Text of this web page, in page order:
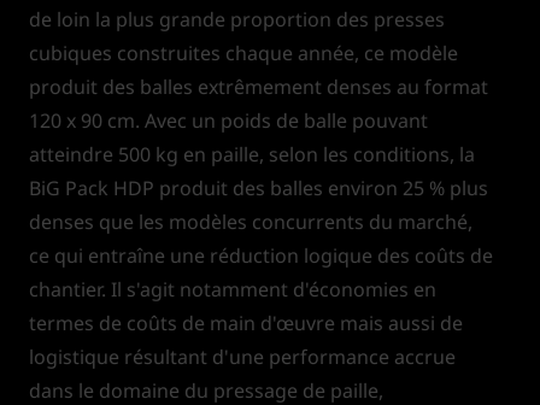
de loin la plus grande proportion des presses
cubiques construites chaque année, ce modèle
produit des balles extrêmement denses au format
120 x 90 cm. Avec un poids de balle pouvant
atteindre 500 kg en paille, selon les conditions, la
BiG Pack HDP produit des balles environ 25 % plus
denses que les modèles concurrents du marché,
ce qui entraîne une réduction logique des coûts de
chantier. Il s'agit notamment d'économies en
termes de coûts de main d'œuvre mais aussi de
logistique résultant d'une performance accrue
dans le domaine du pressage de paille,